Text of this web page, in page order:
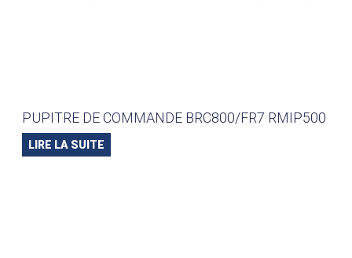
PUPITRE DE COMMANDE BRC800/FR7 RMIP500
LIRE LA SUITE